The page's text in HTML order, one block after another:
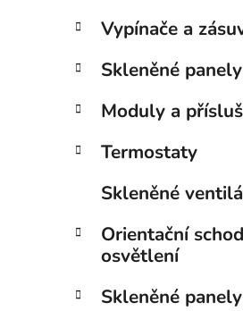
n
e
l
Přeskočit
kategorie
K
a
e
o
i
Vypínače a
Skleněné panely
Moduly a
Termostaty
Skleněné
Orientační
osvětlení
Skleněné